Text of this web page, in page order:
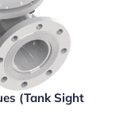
(Tank Sight